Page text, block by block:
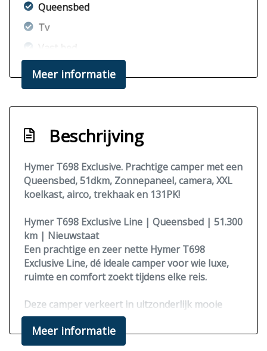
Queensbed
Tv
Exterieur
Hordeur
Luifel
Panoramadak
Trekhaak
Zonnepaneel
Infotainment
Dubbeldin radio
Meer informatie
Beschrijving
Hymer T698 Exclusive. Prachtige camper met een
Queensbed, 51dkm, Zonnepaneel, camera, XXL
koelkast, airco, trekhaak en 131PK!
Hymer T698 Exclusive Line | Queensbed | 51.300
km | Nieuwstaat
Een prachtige en zeer nette Hymer T698
Exclusive Line, dé ideale camper voor wie luxe,
ruimte en comfort zoekt tijdens elke reis.
Deze camper verkeert in uitzonderlijk mooie
staat en is voorzien van een fijne en praktische
queensbedindeling.
Meer informatie